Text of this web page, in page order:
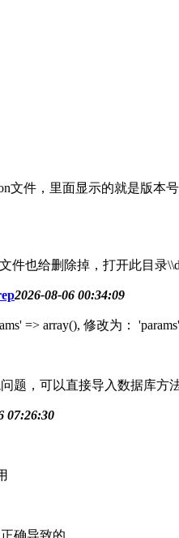
件，里面显示的就是版本
件也给删除掉，打开此目录
2026-08-06 00:34:09
=> array(), 修改为：
，可以直接导入数据库方
07:26:30
确导致的